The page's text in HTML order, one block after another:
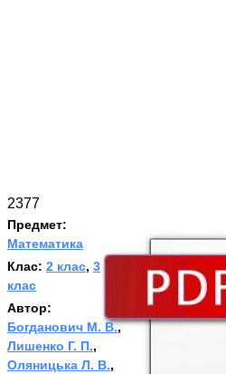
2377
Предмет:
Математика
Клас: 2 клас, 3
клас
Автор:
Богданович М. В.,
Лишенко Г. П.,
Оляницька Л. В.,